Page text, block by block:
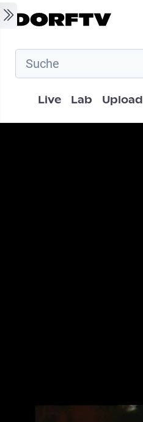
Skip to main content
Hauptnavigation
Live Lab Upload